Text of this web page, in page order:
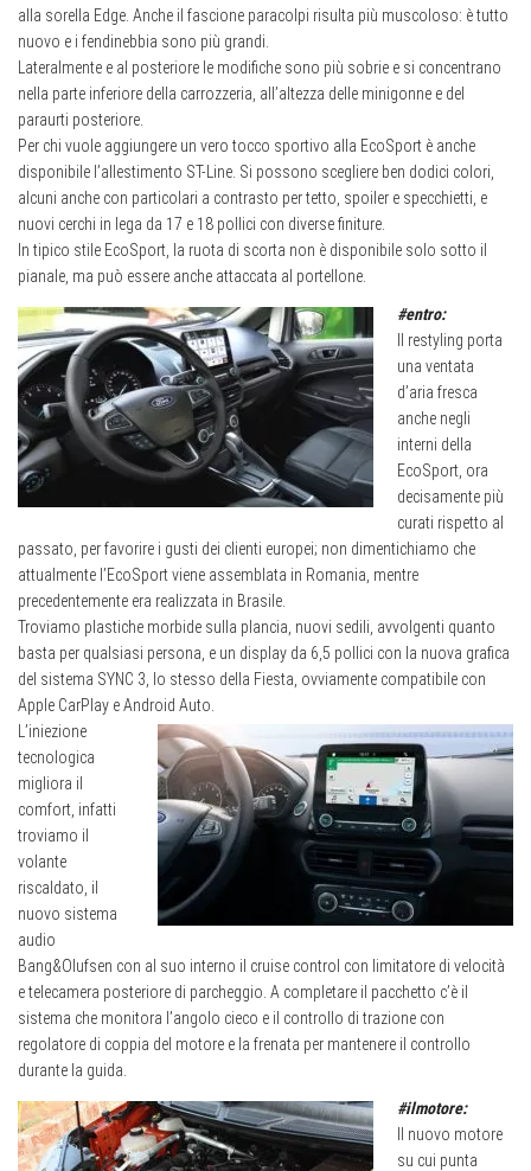
alla sorella Edge. Anche il fascione paracolpi risulta più muscoloso: è tutto
nuovo e i fendinebbia sono più grandi.
Lateralmente e al posteriore le modifiche sono più sobrie e si concentrano
nella parte inferiore della carrozzeria, all’altezza delle minigonne e del
paraurti posteriore.
Per chi vuole aggiungere un vero tocco sportivo alla EcoSport è anche
disponibile l’allestimento ST-Line. Si possono scegliere ben dodici colori,
alcuni anche con particolari a contrasto per tetto, spoiler e specchietti, e
nuovi cerchi in lega da 17 e 18 pollici con diverse finiture.
In tipico stile EcoSport, la ruota di scorta non è disponibile solo sotto il
pianale, ma può essere anche attaccata al portellone.
#entro:
Il restyling porta
una ventata
d’aria fresca
anche negli
interni della
EcoSport, ora
decisamente più
curati rispetto al
passato, per favorire i gusti dei clienti europei; non dimentichiamo che
attualmente l’EcoSport viene assemblata in Romania, mentre
precedentemente era realizzata in Brasile.
Troviamo plastiche morbide sulla plancia, nuovi sedili, avvolgenti quanto
basta per qualsiasi persona, e un display da 6,5 pollici con la nuova grafica
del sistema SYNC 3, lo stesso della Fiesta, ovviamente compatibile con
Apple CarPlay e Android Auto.
L’iniezione
tecnologica
migliora il
comfort, infatti
troviamo il
volante
riscaldato, il
nuovo sistema
audio
Bang&Olufsen con al suo interno il cruise control con limitatore di velocità
e telecamera posteriore di parcheggio. A completare il pacchetto c’è il
sistema che monitora l’angolo cieco e il controllo di trazione con
regolatore di coppia del motore e la frenata per mantenere il controllo
durante la guida.
#ilmotore:
Il nuovo motore
su cui punta